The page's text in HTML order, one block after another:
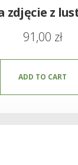
91,00 zł
ADD TO CART